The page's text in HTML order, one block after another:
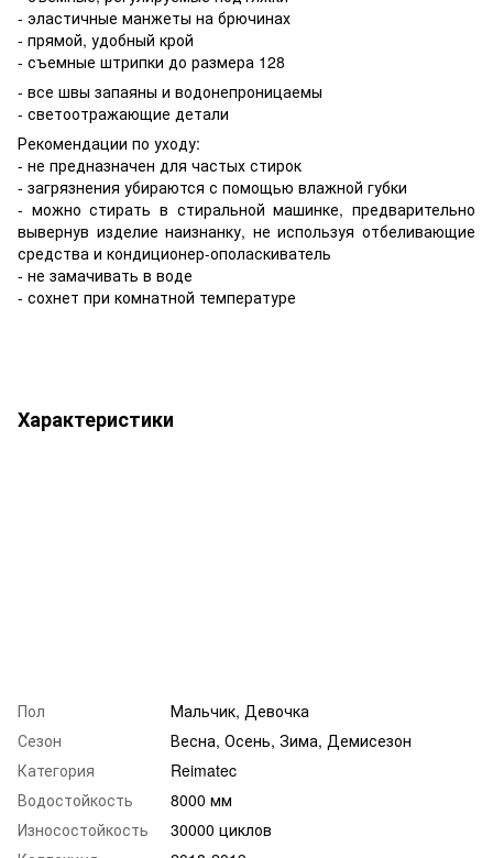
- эластичные манжеты на брючинах
- прямой, удобный крой
- съемные штрипки до размера 128
- все швы запаяны и водонепроницаемы
- светоотражающие детали
Рекомендации по уходу:
- не предназначен для частых стирок
- загрязнения убираются с помощью влажной губки
- можно стирать в стиральной машинке, предварительно
вывернув изделие наизнанку, не используя отбеливающие
средства и кондиционер-ополаскиватель
- не замачивать в воде
- сохнет при комнатной температуре
Характеристики
Пол
Мальчик, Девочка
Сезон
Весна, Осень, Зима, Демисезон
Категория
Reimatec
Водостойкость
8000 мм
Износостойкость
30000 циклов